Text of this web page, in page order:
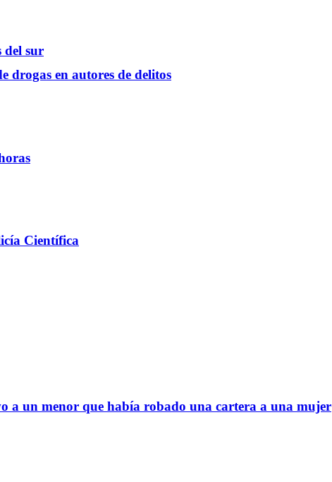
drogas en autores de delitos
Científica
a un menor que había robado una cartera a una mujer
del sur